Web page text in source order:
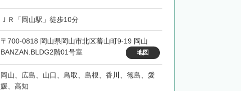
ＪＲ「岡山駅」徒歩10分
〒700-0818 岡山県岡山市北区蕃山町9-19 岡山
BANZAN.BLDG2階01号室
地図
岡山、広島、山口、鳥取、島根、香川、徳島、愛
媛、高知